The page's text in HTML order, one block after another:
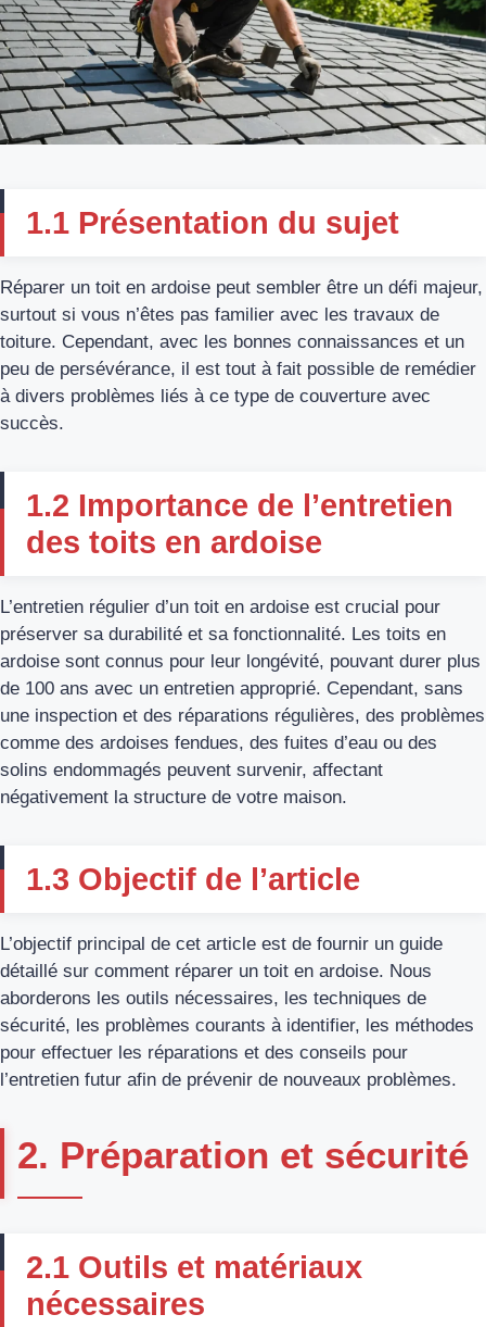
1.1 Présentation du sujet
Réparer un toit en ardoise peut sembler être un défi majeur,
surtout si vous n’êtes pas familier avec les travaux de
toiture. Cependant, avec les bonnes connaissances et un
peu de persévérance, il est tout à fait possible de remédier
à divers problèmes liés à ce type de couverture avec
succès.
1.2 Importance de l’entretien
des toits en ardoise
L’entretien régulier d’un toit en ardoise est crucial pour
préserver sa durabilité et sa fonctionnalité. Les toits en
ardoise sont connus pour leur longévité, pouvant durer plus
de 100 ans avec un entretien approprié. Cependant, sans
une inspection et des réparations régulières, des problèmes
comme des ardoises fendues, des fuites d’eau ou des
solins endommagés peuvent survenir, affectant
négativement la structure de votre maison.
1.3 Objectif de l’article
L’objectif principal de cet article est de fournir un guide
détaillé sur comment réparer un toit en ardoise. Nous
aborderons les outils nécessaires, les techniques de
sécurité, les problèmes courants à identifier, les méthodes
pour effectuer les réparations et des conseils pour
l’entretien futur afin de prévenir de nouveaux problèmes.
2. Préparation et sécurité
2.1 Outils et matériaux
nécessaires